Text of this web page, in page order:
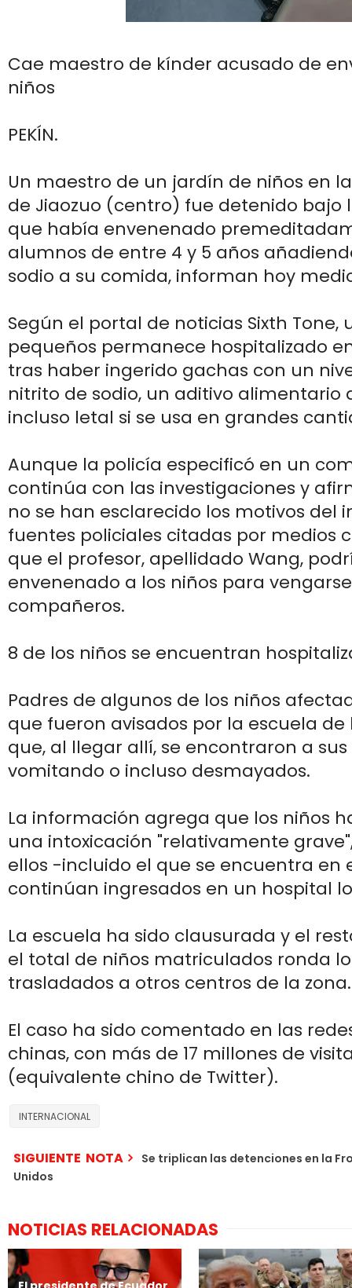
Cae maestro de kínder acusado de
niños
PEKÍN.
Un maestro de un jardín de niños en
de Jiaozuo (centro) fue detenido bajo
que había envenenado
alumnos de entre 4 y 5 años
sodio a su comida, informan hoy
Según el portal de noticias Sixth Tone,
pequeños permanece hospitalizado
tras haber ingerido gachas con un
nitrito de sodio, un aditivo alimentario
incluso letal si se usa en grandes
Aunque la policía especificó en un
continúa con las investigaciones y
no se han esclarecido los motivos del
fuentes policiales citadas por medios
que el profesor, apellidado Wang,
envenenado a los niños para
compañeros.
8 de los niños se encuentran
Padres de algunos de los niños
que fueron avisados por la escuela de
que, al llegar allí, se encontraron a
vomitando o incluso desmayados.
La información agrega que los niños
una intoxicación "relativamente
ellos -incluido el que se encuentra en
continúan ingresados en un hospital
La escuela ha sido clausurada y el
el total de niños matriculados ronda
trasladados a otros centros de la zona.
El caso ha sido comentado en las
chinas, con más de 17 millones de
(equivalente chino de Twitter).
INTERNACIONAL
SIGUIENTE NOTA
Se triplican las detenciones en la
Unidos
NOTICIAS RELACIONADAS